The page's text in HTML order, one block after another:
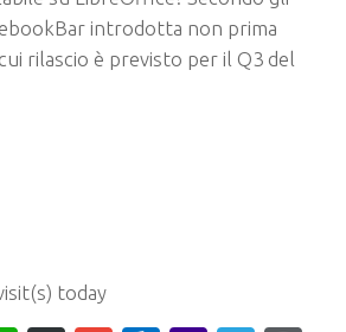
introdotta non prima
rilascio è previsto per il Q3 del
today